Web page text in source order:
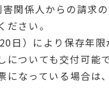
関係人からの請求
ださい。
日）により保存年
ついても交付可能で
なっている場合は